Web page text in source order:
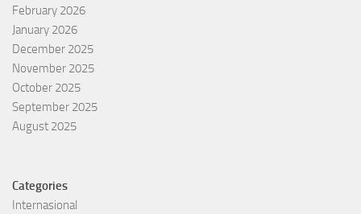
February 2026
January 2026
December 2025
November 2025
October 2025
September 2025
August 2025
Categories
Internasional